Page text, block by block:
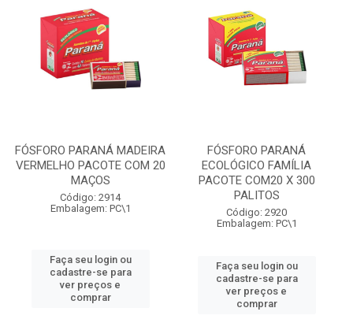
FÓSFORO PARANÁ MADEIRA
VERMELHO PACOTE COM 20
MAÇOS
Código: 2914
Embalagem: PC\1
Faça seu login ou
cadastre-se para
ver preços e
comprar
FÓSFORO PARANÁ
ECOLÓGICO FAMÍLIA
PACOTE COM20 X 300
PALITOS
Código: 2920
Embalagem: PC\1
Faça seu login ou
cadastre-se para
ver preços e
comprar